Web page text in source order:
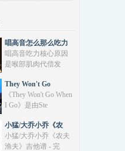
唱高音怎么那么吃力
唱高音吃力核心原因
是‌喉部肌肉代偿发
They Won't Go
《They Won't Go When
I Go》是由‌Ste
小猛/大乔小乔《农
小猛/大乔小乔《农夫
渔夫》吉他谱 - 完